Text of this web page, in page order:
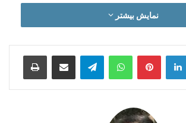
عیب می جمله چو گفتی هنرش نیز بگو
کمی فاصله بگیرید و تصمیم بگیرید مقداری از
و تجربی خود استفاده نمایید، حتما روشی را
آن فریلنسینگ است؛ در این نوشته می خواهم
در فریلنسری صحبت کنم.
نمایش بیشتر
لینکدین ‫پین‌ترستواتس آپ تلگرام اشتراک گذاری از طریق ایمیل چاپ